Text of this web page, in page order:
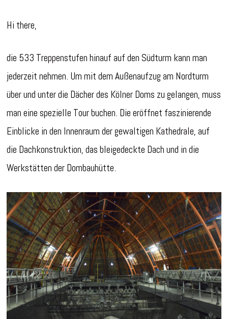
Hi there,
die 533 Treppenstufen hinauf auf den Südturm kann man
jederzeit nehmen. Um mit dem Außenaufzug am Nordturm
über und unter die Dächer des Kölner Doms zu gelangen, muss
man eine spezielle Tour buchen. Die eröffnet faszinierende
Einblicke in den Innenraum der gewaltigen Kathedrale, auf
die Dachkonstruktion, das bleigedeckte Dach und in die
Werkstätten der Dombauhütte.